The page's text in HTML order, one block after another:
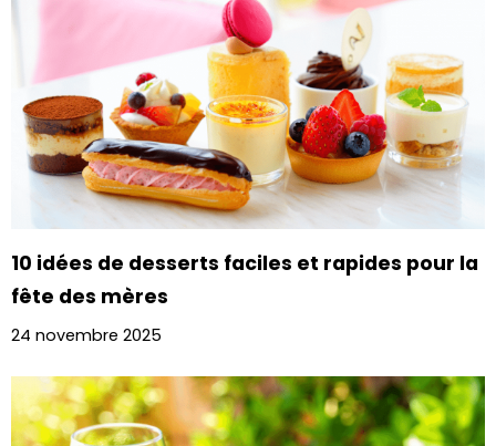
10 idées de desserts faciles et rapides pour la
fête des mères
24 novembre 2025